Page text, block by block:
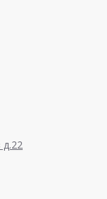
д.22